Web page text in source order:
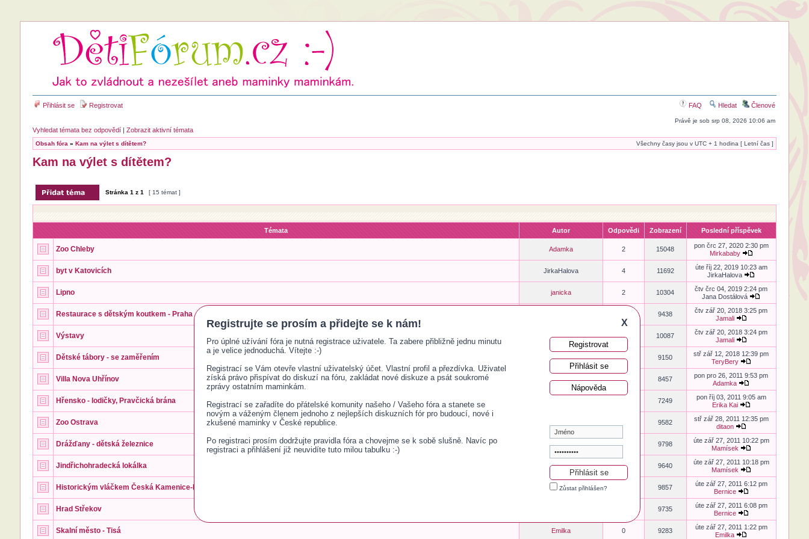
Přihlásit se Registrovat FAQ Hledat Členové
Právě je sob srp 08, 2026 10:06 am
Vyhledat témata bez odpovědí| Zobrazit aktivní témata
Obsah fóra » Kam na výlet s dítětem? Všechny časy jsou v UTC + 1 hodina [ Letní čas ]
Registrujte se prosím a přidejte se k nám! X
Pro úplné užívání fóra je nutná registrace uživatele. Ta zabere přibližně jednu minutu
a je velice jednoduchá. Vítejte :-)
Registrací se Vám otevře vlastní uživatelský účet. Vlastní profil a přezdívka. Uživatel
získá právo přispívat do diskuzí na fóru, zakládat nové diskuze a psát soukromé
zprávy ostatním maminkám.
Registrací se zařadíte do přátelské komunity našeho / Vašeho fóra a stanete se
novým a váženým členem jednoho z nejlepších diskuzních fór pro budoucí, nové i
zkušené maminky v České republice.
Po registraci prosím dodržujte pravidla fóra a chovejme se k sobě slušně. Navíc po
registraci a přihlášení již neuvidíte tuto milou tabulku :-)
Registrovat
Přihlásit se
Nápověda
Zůstat přihlášen?
Kam na výlet s dítětem?
Stránka 1 z 1 [ 15 témat ]
Témata Autor Odpovědi Zobrazení Poslední příspěvek
Zoo Chleby Adamka 2 15048
pon črc 27, 2020 2:30 pm
Mirkababy
byt v Katovicích JirkaHalova 4 11692
úte říj 22, 2019 10:23 am
JirkaHalova
Lipno janicka 2 10304
čtv črc 04, 2019 2:24 pm
Jana Dostálová
Restaurace s dětským koutkem - Praha 9438
čtv zář 20, 2018 3:25 pm
Jamali
Výstavy jarca 2 10087
čtv zář 20, 2018 3:24 pm
Jamali
Dětské tábory - se zaměřením Babča 2 9150
stř zář 12, 2018 12:39 pm
TeryBery
Villa Nova Uhřínov dragounata 1 8457
pon pro 26, 2011 9:53 pm
Adamka
Hřensko - lodičky, Pravčická brána 7249
pon říj 03, 2011 9:05 am
Erika Kai
Zoo Ostrava 9582
stř zář 28, 2011 12:35 pm
ditaon
Drážďany - dětská železnice Mamísek 0 9798
úte zář 27, 2011 10:22 pm
Mamísek
Jindřichohradecká lokálka Mamísek 0 9640
úte zář 27, 2011 10:18 pm
Mamísek
Historickým vláčkem Česká Kamenice-Kam. Šenov- Panská skála Bernice 9857
úte zář 27, 2011 6:12 pm
Bernice
Hrad Střekov 9735
úte zář 27, 2011 6:08 pm
Bernice
Skalní město - Tisá Emilka 0 9283
úte zář 27, 2011 1:22 pm
Emilka